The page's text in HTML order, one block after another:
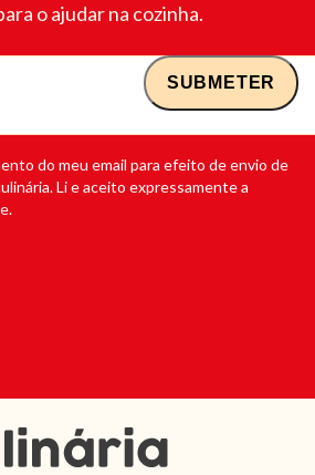
o ajudar na cozinha.
do meu email para efeito de envio de
Li e aceito expressamente a